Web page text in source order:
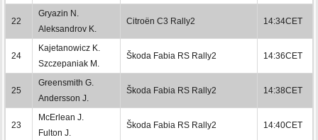
22
Gryazin N.
Aleksandrov K.
Citroën C3 Rally2 14:34CET
24
Kajetanowicz K.
Szczepaniak M.
Škoda Fabia RS Rally2 14:36CET
25
Greensmith G.
Andersson J.
Škoda Fabia RS Rally2 14:38CET
23
McErlean J.
Fulton J.
Škoda Fabia RS Rally2 14:40CET